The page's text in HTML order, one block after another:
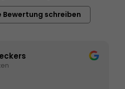
Bewertung schreiben